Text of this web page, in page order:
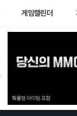
게임캘린더